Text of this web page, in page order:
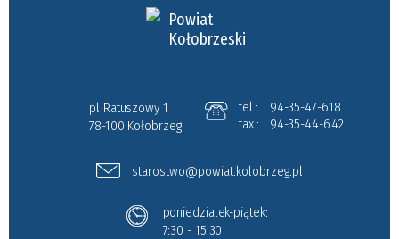
Powiat
Kołobrzeski
pl Ratuszowy 1
78-100 Kołobrzeg
tel.:
94-35-47-618
fax.:
94-35-44-642
starostwo@powiat.kolobrzeg.pl
poniedzialek-piątek:
7:30 - 15:30